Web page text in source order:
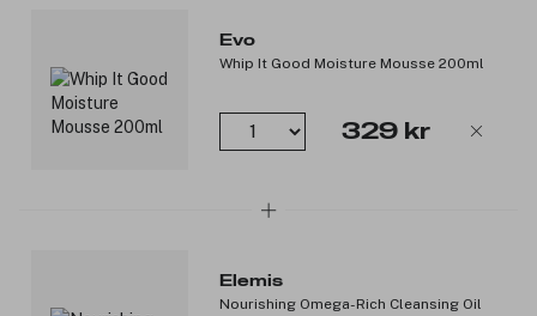
Evo
Whip It Good Moisture Mousse 200ml
329 kr
Elemis
Nourishing Omega-Rich Cleansing Oil